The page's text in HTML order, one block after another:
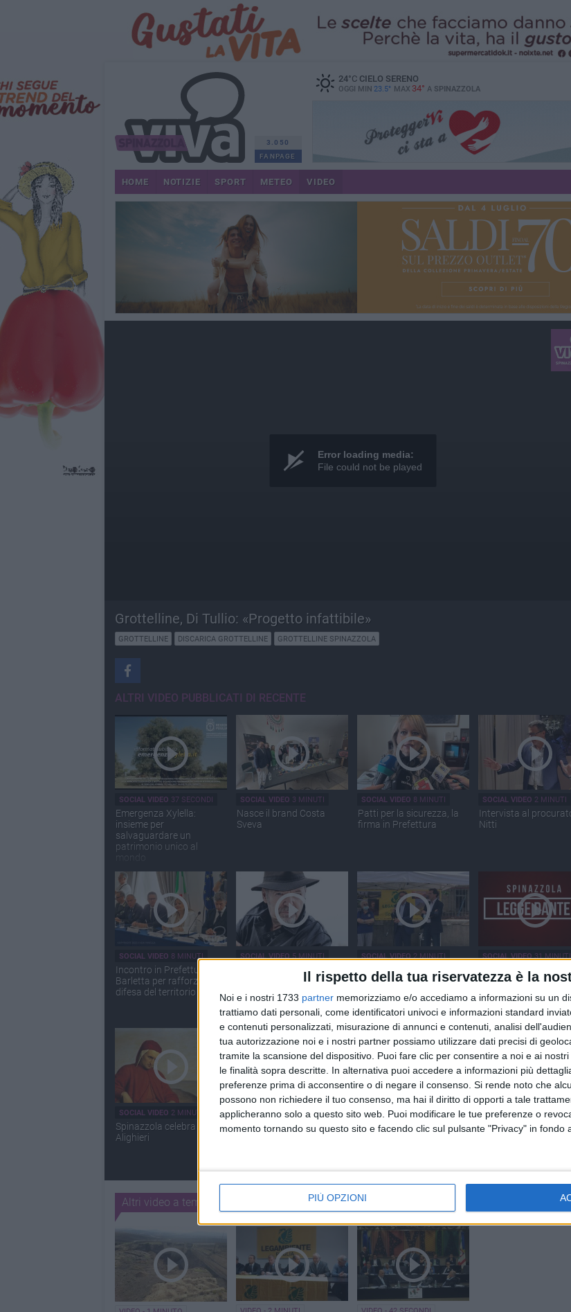
Il rispetto della tua riservatezza è la
Noi e i nostri 1733 partner memorizziamo e/o accediamo a informazioni su un
trattiamo dati personali, come identificatori univoci e informazioni standard
e contenuti personalizzati, misurazione di annunci e contenuti, analisi
tua autorizzazione noi e i nostri partner possiamo utilizzare dati precisi di
tramite la scansione del dispositivo. Puoi fare clic per consentire a noi e ai
le finalità sopra descritte. In alternativa puoi accedere a informazioni più
preferenze prima di acconsentire o di negare il consenso. Si rende noto che
possono non richiedere il tuo consenso, ma hai il diritto di opporti a tale
applicheranno solo a questo sito web. Puoi modificare le tue preferenze o
momento tornando su questo sito e facendo clic sul pulsante "Privacy" in fondo
PIÙ OPZIONI
3.050
FANPAGE
24°CCIELO SERENO
OGGI MIN 23.5° MAX 34° A SPINAZZOLA
HOME NOTIZIE SPORT METEO VIDEO
Error loading media:
File could not be played
Grottelline, Di Tullio: «Progetto infattibile»
GROTTELLINE DISCARICA GROTTELLINE GROTTELLINE SPINAZZOLA
ALTRI VIDEO PUBBLICATI DI RECENTE
SOCIAL VIDEO 37 SECONDI
Emergenza Xylella:
insieme per
salvaguardare un
patrimonio unico al
SOCIAL VIDEO 3 MINUTI
Nasce il brand Costa
Sveva
SOCIAL VIDEO 8 MINUTI
Patti per la sicurezza, la
firma in Prefettura
SOCIAL VIDEO 2 MINUTI
Intervista al
Nitti
SOCIAL VIDEO 8 MINUTI
Incontro in Prefettura a
Barletta per rafforzare la
difesa del territorio
SOCIAL VIDEO5 MINUTI
Ecco il video di Vasco
Rossi girato a Spinazzola
SOCIAL VIDEO2 MINUTI
Crollo ex ospedale, il sen.
Damiani a Spinazzola:
«Ora rimuovere le
macerie»
SOCIAL VIDEO31 MINUTI
Il Dantedì di
giovani studenti
Dante
SOCIAL VIDEO 2 MINUTI
Spinazzola celebra Dante
Alighieri
SOCIAL VIDEO12 MINUTI
Otto Marzo 2021, il video
SOCIAL VIDEO8 MINUTI
La danza ancestrale e la
tradizione: il percorso di
di sé
SOCIAL VIDEO2 MINUTI
Video Istituzionale
Altri video a tema